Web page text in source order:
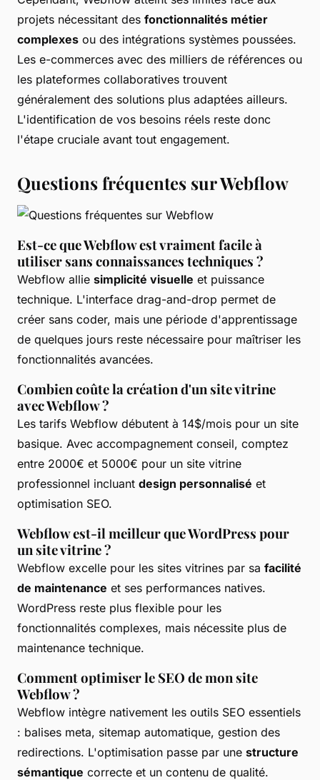
projets nécessitant des fonctionnalités métier
complexes ou des intégrations systèmes poussées.
Les e-commerces avec des milliers de références ou
les plateformes collaboratives trouvent
généralement des solutions plus adaptées ailleurs.
L'identification de vos besoins réels reste donc
l'étape cruciale avant tout engagement.
Questions fréquentes sur Webflow
Est-ce que Webflow est vraiment facile à
utiliser sans connaissances techniques ?
Webflow allie simplicité visuelle et puissance
technique. L'interface drag-and-drop permet de
créer sans coder, mais une période d'apprentissage
de quelques jours reste nécessaire pour maîtriser les
fonctionnalités avancées.
Combien coûte la création d'un site vitrine
avec Webflow ?
Les tarifs Webflow débutent à 14$/mois pour un site
basique. Avec accompagnement conseil, comptez
entre 2000€ et 5000€ pour un site vitrine
professionnel incluant design personnalisé et
optimisation SEO.
Webflow est-il meilleur que WordPress pour
un site vitrine ?
Webflow excelle pour les sites vitrines par sa facilité
de maintenance et ses performances natives.
WordPress reste plus flexible pour les
fonctionnalités complexes, mais nécessite plus de
maintenance technique.
Comment optimiser le SEO de mon site
Webflow ?
Webflow intègre nativement les outils SEO essentiels
: balises meta, sitemap automatique, gestion des
redirections. L'optimisation passe par une structure
sémantique correcte et un contenu de qualité.